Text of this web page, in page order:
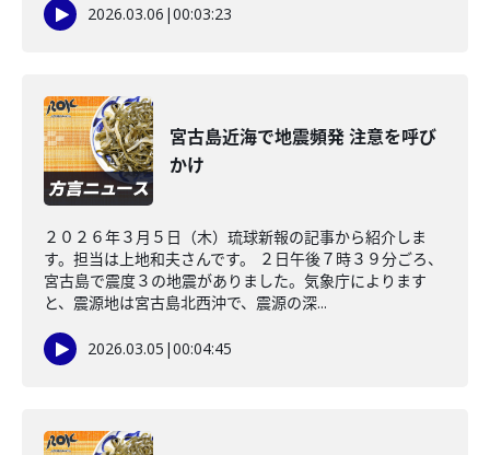
2026.03.06 |00:03:23
宮古島近海で地震頻発 注意を呼び
かけ
２０２６年３月５日（木）琉球新報の記事から紹介しま
す。担当は上地和夫さんです。 ２日午後７時３９分ごろ、
宮古島で震度３の地震がありました。気象庁によります
と、震源地は宮古島北西沖で、震源の深...
2026.03.05 |00:04:45